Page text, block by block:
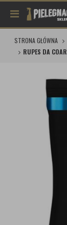
STRONA GŁÓWNA
RUPES DA